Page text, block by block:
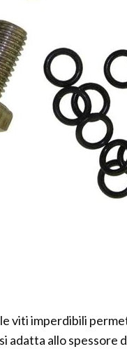
viti imperdibili
adatta allo spessore